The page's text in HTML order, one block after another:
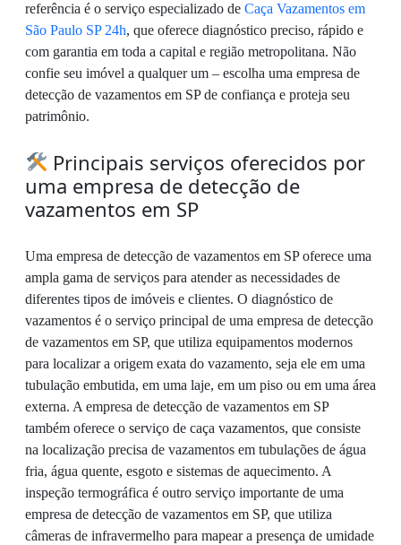
referência é o serviço especializado de Caça Vazamentos em
São Paulo SP 24h, que oferece diagnóstico preciso, rápido e
com garantia em toda a capital e região metropolitana. Não
confie seu imóvel a qualquer um – escolha uma empresa de
detecção de vazamentos em SP de confiança e proteja seu
patrimônio.
Principais serviços oferecidos por
uma empresa de detecção de
vazamentos em SP
Uma empresa de detecção de vazamentos em SP oferece uma
ampla gama de serviços para atender as necessidades de
diferentes tipos de imóveis e clientes. O diagnóstico de
vazamentos é o serviço principal de uma empresa de detecção
de vazamentos em SP, que utiliza equipamentos modernos
para localizar a origem exata do vazamento, seja ele em uma
tubulação embutida, em uma laje, em um piso ou em uma área
externa. A empresa de detecção de vazamentos em SP
também oferece o serviço de caça vazamentos, que consiste
na localização precisa de vazamentos em tubulações de água
fria, água quente, esgoto e sistemas de aquecimento. A
inspeção termográfica é outro serviço importante de uma
empresa de detecção de vazamentos em SP, que utiliza
câmeras de infravermelho para mapear a presença de umidade